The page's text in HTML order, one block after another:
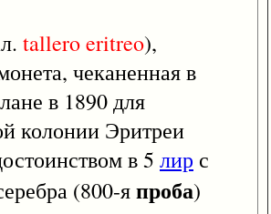
talleroeritreo),
чеканенная в
в 1890 для
колонии Эритреи
в 5 лир с
(800-япроба)